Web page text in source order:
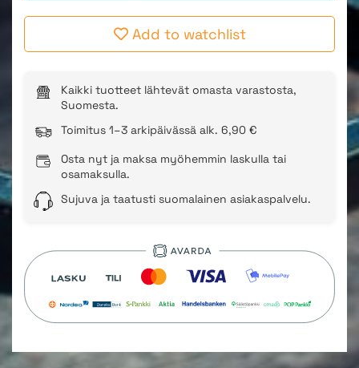
Add to watchlist
Kaikki tuotteet lähtevät omasta varastosta,
Suomesta.
Toimitus 1–3 arkipäivässä alk. 6,90 €
Osta nyt ja maksa myöhemmin laskulla tai
osamaksulla.
Sujuva ja taatusti suomalainen asiakaspalvelu.